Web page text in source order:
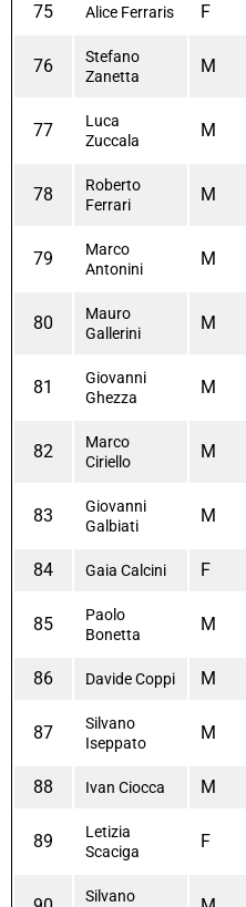
75 Alice Ferraris F
76
Stefano
Zanetta
M
77
Luca
Zuccala
M
78
Roberto
Ferrari
M
79
Marco
Antonini
M
80
Mauro
Gallerini
M
81
Giovanni
Ghezza
M
82
Marco
Ciriello
M
83
Giovanni
Galbiati
M
84 Gaia Calcini F
85
Paolo
Bonetta
M
86 Davide Coppi M
87
Silvano
Iseppato
M
88 Ivan Ciocca M
89
Letizia
Scaciga
F
Silvano